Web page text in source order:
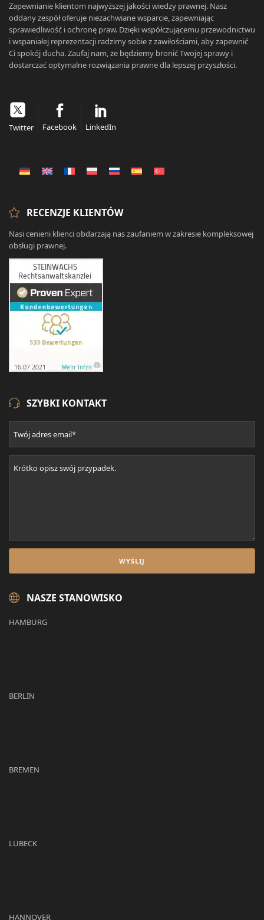
Zapewnianie klientom najwyższej jakości wiedzy prawnej. Nasz
oddany zespół oferuje niezachwiane wsparcie, zapewniając
sprawiedliwość i ochronę praw. Dzięki współczującemu przewodnictwu
i wspaniałej reprezentacji radzimy sobie z zawiłościami, aby zapewnić
Ci spokój ducha. Zaufaj nam, że będziemy bronić Twojej sprawy i
dostarczać optymalne rozwiązania prawne dla lepszej przyszłości.
Twitter Facebook LinkedIn
RECENZJE KLIENTÓW
Nasi cenieni klienci obdarzają nas zaufaniem w zakresie kompleksowej
obsługi prawnej.
SZYBKI KONTAKT
NASZE STANOWISKO
HAMBURG
BERLIN
BREMEN
LÜBECK
HANNOVER